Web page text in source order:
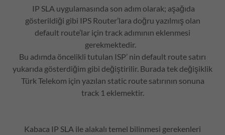
IP SLA uygulamasında son adım olarak; aşağıda
gösterildiği gibi IPS Router’lara doğru yazılmış olan
default route’lar için track adımının eklenmesi
gerekmektedir.
Bu adımda öncelikli tutulan ISP’ nin default route satırı
yukarıda gösterdiğim gibi değiştirilir. Burada tek değişiklik
Türk Telekom için yazılan static route satırının sonuna
track 1 eklemektir.
Kabaca IP SLA ile alakalı temel bilinmesi gerekenleri